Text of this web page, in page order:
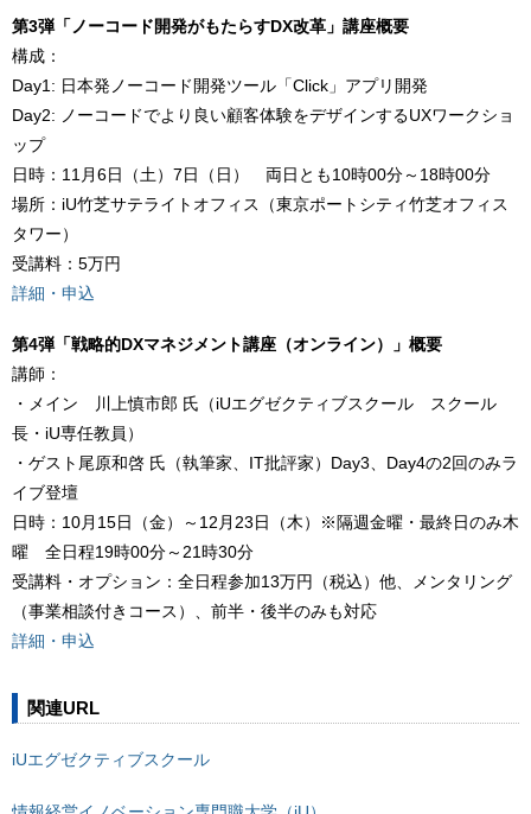
第3弾「ノーコード開発がもたらすDX改革」講座概要
構成：
Day1: 日本発ノーコード開発ツール「Click」アプリ開発
Day2: ノーコードでより良い顧客体験をデザインするUXワークショ
ップ
日時：11月6日（土）7日（日） 両日とも10時00分～18時00分
場所：iU竹芝サテライトオフィス（東京ポートシティ竹芝オフィス
タワー）
受講料：5万円
詳細・申込
第4弾「戦略的DXマネジメント講座（オンライン）」概要
講師：
・メイン 川上慎市郎 氏（iUエグゼクティブスクール スクール
長・iU専任教員）
・ゲスト尾原和啓 氏（執筆家、IT批評家）Day3、Day4の2回のみラ
イブ登壇
日時：10月15日（金）～12月23日（木）※隔週金曜・最終日のみ木
曜 全日程19時00分～21時30分
受講料・オプション：全日程参加13万円（税込）他、メンタリング
（事業相談付きコース）、前半・後半のみも対応
詳細・申込
関連URL
iUエグゼクティブスクール